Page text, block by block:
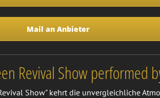
Mail an Anbieter
Revival Show performed
Show" kehrt die unvergleichliche